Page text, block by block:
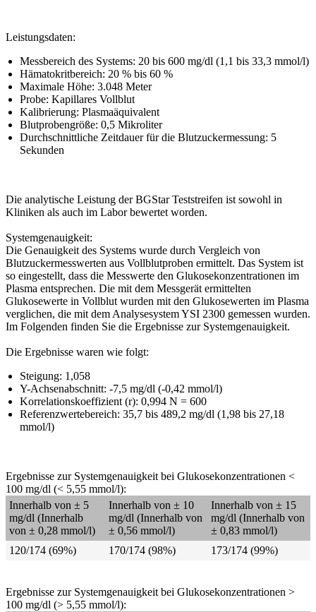
Leistungsdaten:
Messbereich des Systems: 20 bis 600 mg/dl (1,1 bis 33,3 mmol/l)
Hämatokritbereich: 20 % bis 60 %
Maximale Höhe: 3.048 Meter
Probe: Kapillares Vollblut
Kalibrierung: Plasmaäquivalent
Blutprobengröße: 0,5 Mikroliter
Durchschnittliche Zeitdauer für die Blutzuckermessung: 5
Sekunden
Die analytische Leistung der BGStar Teststreifen ist sowohl in
Kliniken als auch im Labor bewertet worden.
Systemgenauigkeit:
Die Genauigkeit des Systems wurde durch Vergleich von
Blutzuckermesswerten aus Vollblutproben ermittelt. Das System ist
so eingestellt, dass die Messwerte den Glukosekonzentrationen im
Plasma entsprechen. Die mit dem Messgerät ermittelten
Glukosewerte in Vollblut wurden mit den Glukosewerten im Plasma
verglichen, die mit dem Analysesystem YSI 2300 gemessen wurden.
Im Folgenden finden Sie die Ergebnisse zur Systemgenauigkeit.
Die Ergebnisse waren wie folgt:
Steigung: 1,058
Y-Achsenabschnitt: -7,5 mg/dl (-0,42 mmol/l)
Korrelationskoeffizient (r): 0,994 N = 600
Referenzwertebereich: 35,7 bis 489,2 mg/dl (1,98 bis 27,18
mmol/l)
Ergebnisse zur Systemgenauigkeit bei Glukosekonzentrationen <
100 mg/dl (< 5,55 mmol/l):
Innerhalb von ± 5
mg/dl (Innerhalb
von ± 0,28 mmol/l)
Innerhalb von ± 10
mg/dl (Innerhalb von
± 0,56 mmol/l)
Innerhalb von ± 15
mg/dl (Innerhalb von
± 0,83 mmol/l)
120/174 (69%)
170/174 (98%) 173/174 (99%)
Ergebnisse zur Systemgenauigkeit bei Glukosekonzentrationen >
100 mg/dl (> 5,55 mmol/l):